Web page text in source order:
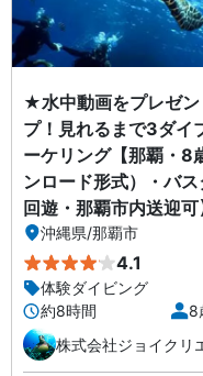
★水中動画をプレゼン
プ！見れるまで3ダイ
ーケリング【那覇・8
ンロード形式）・バ
回遊・那覇市内送迎可
沖縄県/那覇市
4.1
体験ダイビング
約8時間
8
株式会社ジョイクリ